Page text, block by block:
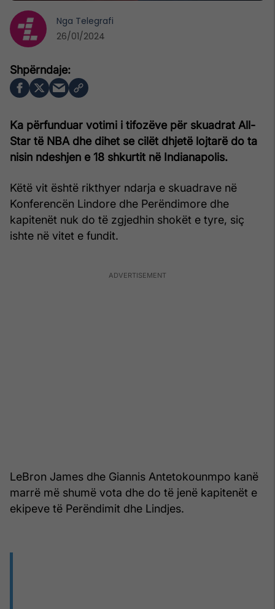
Ka përfunduar votimi i tifozëve për skuadrat All-
Star të NBA dhe dihet se cilët dhjetë lojtarë do ta
nisin ndeshjen e 18 shkurtit në Indianapolis.
Këtë vit është rikthyer ndarja e skuadrave në
Konferencën Lindore dhe Perëndimore dhe
kapitenët nuk do të zgjedhin shokët e tyre, siç
ishte në vitet e fundit.
LeBron James dhe Giannis Antetokounmpo kanë
marrë më shumë vota dhe do të jenë kapitenët e
ekipeve të Perëndimit dhe Lindjes.
Nga Telegrafi
26/01/2024